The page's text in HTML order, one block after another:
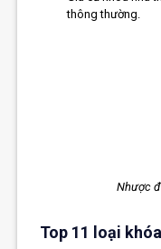
thông thường.
Nhược
Top 11 loại